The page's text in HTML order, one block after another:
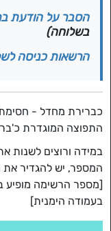
הסבר על הודעת
בשלוחה)
הרשאות כניסה
כברירת מחדל -
התפוצה המוגדרת
במידה ורוצים לשנות
המספר, יש להגדיר
[מספר הרשימה מופיע
בעמודה הימנית]